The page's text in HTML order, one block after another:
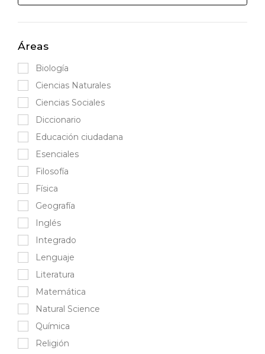
Áreas
Biología
Ciencias Naturales
Ciencias Sociales
Diccionario
Educación ciudadana
Esenciales
Filosofía
Física
Geografía
Inglés
Integrado
Lenguaje
Literatura
Matemática
Natural Science
Química
Religión